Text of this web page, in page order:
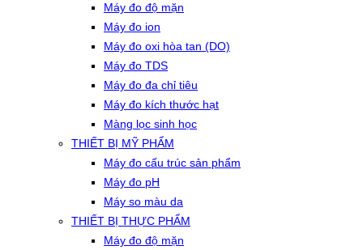
Máy đo độ mặn
Máy đo ion
Máy đo oxi hòa tan (DO)
Máy đo TDS
Máy đo đa chỉ tiêu
Máy đo kích thước hạt
Màng lọc sinh học
THIẾT BỊ MỸ PHẨM
Máy đo cấu trúc sản phẩm
Máy đo pH
Máy so màu da
THIẾT BỊ THỰC PHẨM
Máy đo độ mặn